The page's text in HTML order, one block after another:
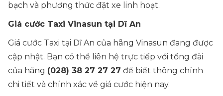
bạch và phương thức đặt xe linh hoạt.
Giá cước Taxi Vinasun tại Dĩ An
Giá cước Taxi tại Dĩ An của hãng Vinasun đang được
cập nhật. Bạn có thể liên hệ trực tiếp với tổng đài
của hãng (028) 38 27 27 27 để biết thông chính
chi tiết và chính xác về giá cước hiện nay.